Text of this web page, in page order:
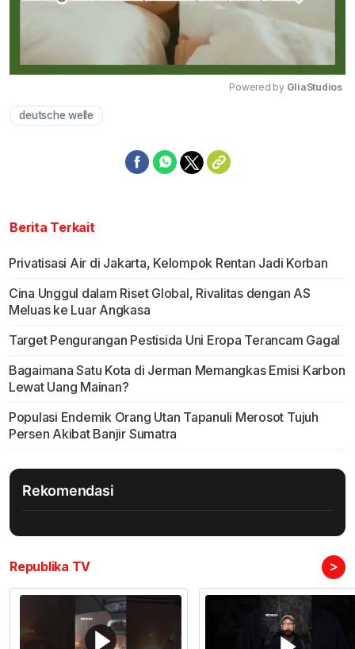
Powered by GliaStudios
deutsche welle
Berita Terkait
Privatisasi Air di Jakarta, Kelompok Rentan Jadi Korban
Cina Unggul dalam Riset Global, Rivalitas dengan AS
Meluas ke Luar Angkasa
Target Pengurangan Pestisida Uni Eropa Terancam Gagal
Bagaimana Satu Kota di Jerman Memangkas Emisi Karbon
Lewat Uang Mainan?
Populasi Endemik Orang Utan Tapanuli Merosot Tujuh
Persen Akibat Banjir Sumatra
Rekomendasi
Republika TV >